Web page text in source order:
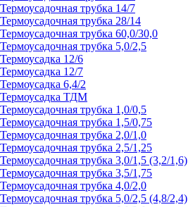
Термоусадочная трубка 14/7
Термоусадочная трубка 28/14
Термоусадочная трубка 60,0/30,0
Термоусадочная трубка 5,0/2,5
Термоусадка 12/6
Термоусадка 12/7
Термоусадка 6,4/2
Термоусадка ТДМ
Термоусадочная трубка 1,0/0,5
Термоусадочная трубка 1,5/0,75
Термоусадочная трубка 2,0/1,0
Термоусадочная трубка 2,5/1,25
Термоусадочная трубка 3,0/1,5 (3,2/1,6)
Термоусадочная трубка 3,5/1,75
Термоусадочная трубка 4,0/2,0
Термоусадочная трубка 5,0/2,5 (4,8/2,4)